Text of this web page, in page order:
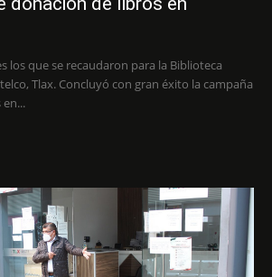
los que se recaudaron para la Biblioteca